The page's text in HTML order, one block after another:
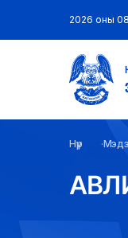
2026 оны
Нүүр